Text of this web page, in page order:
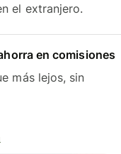
el extranjero.
en comisiones
más lejos, sin